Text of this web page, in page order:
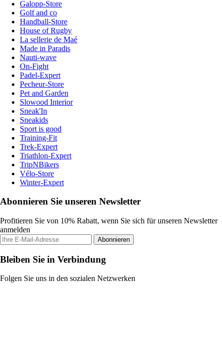
Galopp-Store
Golf and co
Handball-Store
House of Rugby
La sellerie de Maé
Made in Paradis
Nauti-wave
On-Fight
Padel-Expert
Pecheur-Store
Pet and Garden
Slowood Interior
Sneak'In
Sneakids
Sport is good
Training-Fit
Trek-Expert
Triathlon-Expert
TripNBikers
Vélo-Store
Winter-Expert
Abonnieren Sie unseren Newsletter
Profitieren Sie von 10% Rabatt, wenn Sie sich für unseren Newsletter
anmelden
Abonnieren
Bleiben Sie in Verbindung
Folgen Sie uns in den sozialen Netzwerken